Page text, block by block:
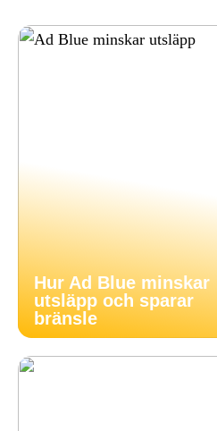
Hur Ad Blue minskar
utsläpp och sparar
bränsle